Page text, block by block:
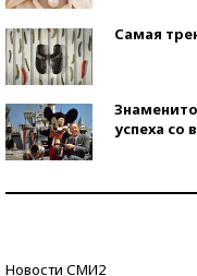
Самая
успеха со
Новости СМИ2